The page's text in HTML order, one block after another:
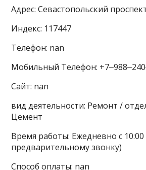
Адрес: Севастопольский
Индекс: 117447
Телефон: nan
Мобильный Телефон:
Сайт: nan
вид деятельности: Ремонт /
Цемент
Время работы: Ежедневно с 10:00
предварительному звонку)
Способ оплаты: nan